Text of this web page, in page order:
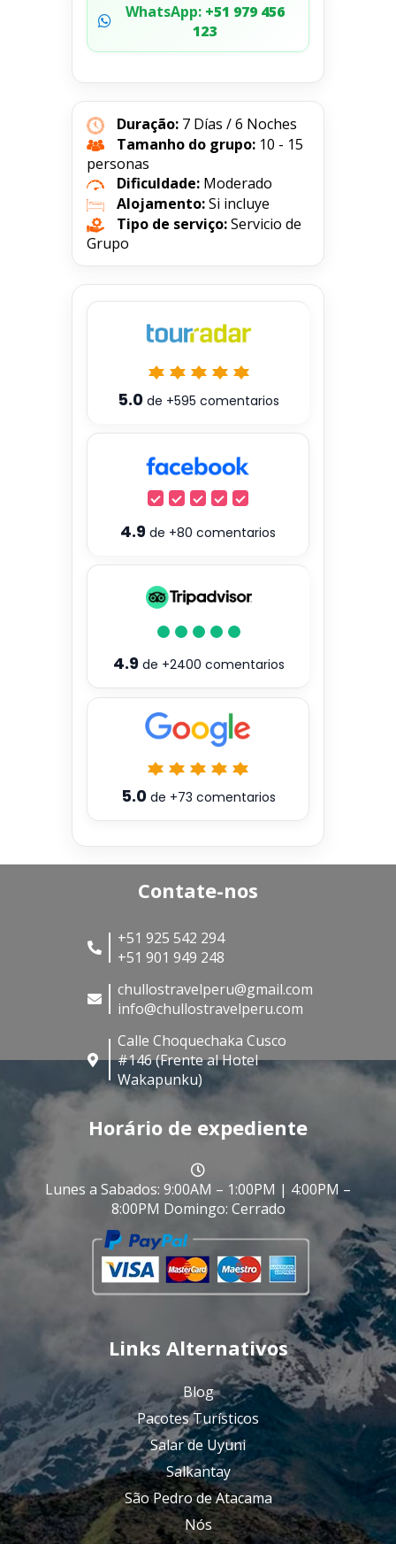
WhatsApp:+51 979 456
123
Duração: 7 Días / 6 Noches
Tamanho do grupo: 10 - 15
personas
Dificuldade: Moderado
Alojamento:Si incluye
Tipo de serviço:Servicio de
Grupo
5.0 de +595 comentarios
4.9 de +80 comentarios
4.9de +2400 comentarios
5.0de +73 comentarios
Contate-nos
+51 925 542 294
+51 901 949 248
chullostravelperu@gmail.com
info@chullostravelperu.com
Calle Choquechaka Cusco
#146 (Frente al Hotel
Wakapunku)
Horário de expediente
Lunes a Sabados: 9:00AM – 1:00PM | 4:00PM –
8:00PM Domingo: Cerrado
Links Alternativos
Blog
Pacotes Turísticos
Salar de Uyuni
Salkantay
São Pedro de Atacama
Nós